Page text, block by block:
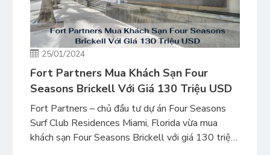
25/01/2024
Fort Partners Mua Khách Sạn Four
Seasons Brickell Với Giá 130 Triệu USD
Fort Partners – chủ đầu tư dự án Four Seasons
Surf Club Residences Miami, Florida vừa mua
khách sạn Four Seasons Brickell với giá 130 triệu